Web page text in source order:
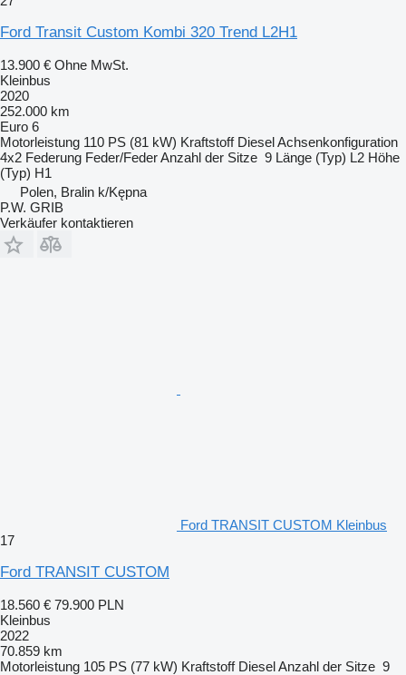
Ford Transit Custom Kombi 320 Trend L2H1
13.900 € Ohne MwSt.
Kleinbus
2020
252.000 km
Euro 6
Motorleistung 110 PS (81 kW) Kraftstoff DieselAchsenkonfiguration
4x2 Federung Feder/FederAnzahl der Sitze 9 Länge (Typ) L2 Höhe
(Typ) H1
Polen, Bralin k/Kępna
P.W. GRIB
Verkäufer kontaktieren
Ford TRANSIT CUSTOM Kleinbus
17
Ford TRANSIT CUSTOM
18.560 € 79.900 PLN
Kleinbus
2022
70.859 km
Motorleistung 105 PS (77 kW) Kraftstoff DieselAnzahl der Sitze 9